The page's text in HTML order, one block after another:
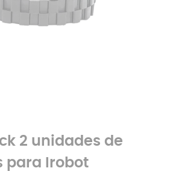
2 unidades de
para Irobot